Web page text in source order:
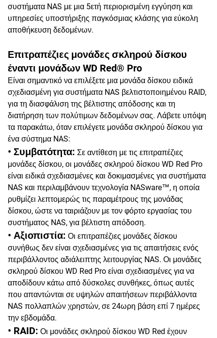
συστήματα NAS με μια 5ετή περιορισμένη εγγύηση και
υπηρεσίες υποστήριξης παγκόσμιας κλάσης για εύκολη
αποθήκευση δεδομένων.
Επιτραπέζιες μονάδες σκληρού δίσκου
έναντι μονάδων WD Red® Pro
Είναι σημαντικό να επιλέξετε μια μονάδα δίσκου ειδικά
σχεδιασμένη για συστήματα NAS βελτιστοποιημένου RAID,
για τη διασφάλιση της βέλτιστης απόδοσης και τη
διατήρηση των πολύτιμων δεδομένων σας. Λάβετε υπόψη
τα παρακάτω, όταν επιλέγετε μονάδα σκληρού δίσκου για
ένα σύστημα NAS:
• Συμβατότητα: Σε αντίθεση με τις επιτραπέζιες
μονάδες δίσκου, οι μονάδες σκληρού δίσκου WD Red Pro
είναι ειδικά σχεδιασμένες και δοκιμασμένες για συστήματα
NAS και περιλαμβάνουν τεχνολογία NASware™, η οποία
ρυθμίζει λεπτομερώς τις παραμέτρους της μονάδας
δίσκου, ώστε να ταιριάζουν με τον φόρτο εργασίας του
συστήματος NAS, για βέλτιστη απόδοση.
• Αξιοπιστία: Οι επιτραπέζιες μονάδες δίσκου
συνήθως δεν είναι σχεδιασμένες για τις απαιτήσεις ενός
περιβάλλοντος αδιάλειπτης λειτουργίας NAS. Οι μονάδες
σκληρού δίσκου WD Red Pro είναι σχεδιασμένες για να
αποδίδουν κάτω από δύσκολες συνθήκες, όπως αυτές
που απαντώνται σε υψηλών απαιτήσεων περιβάλλοντα
NAS πολλαπλών χρηστών, σε 24ωρη βάση επί 7 ημέρες
την εβδομάδα.
• RAID: Οι μονάδες σκληρού δίσκου WD Red έχουν